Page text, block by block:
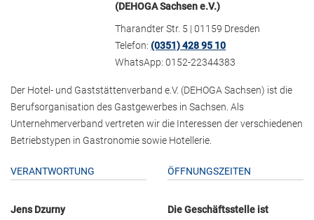
(DEHOGA Sachsen e.V.)
Tharandter Str. 5 | 01159 Dresden
Telefon:(0351) 428 95 10
WhatsApp: 0152-22344383
Der Hotel- und Gaststättenverband e.V. (DEHOGA Sachsen) ist die
Berufsorganisation des Gastgewerbes in Sachsen. Als
Unternehmerverband vertreten wir die Interessen der verschiedenen
Betriebstypen in Gastronomie sowie Hotellerie.
VERANTWORTUNG
Jens Dzurny
ÖFFNUNGSZEITEN
Die Geschäftsstelle ist